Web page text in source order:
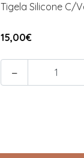
Tigela Silicone C/
15,00€
-